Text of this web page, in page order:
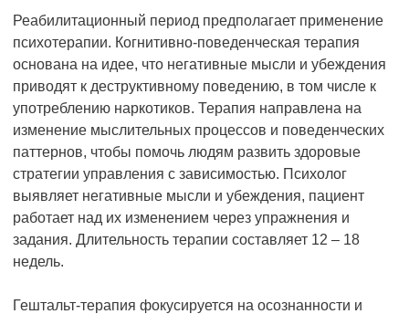
Реабилитационный период предполагает применение
психотерапии. Когнитивно-поведенческая терапия
основана на идее, что негативные мысли и убеждения
приводят к деструктивному поведению, в том числе к
употреблению наркотиков. Терапия направлена на
изменение мыслительных процессов и поведенческих
паттернов, чтобы помочь людям развить здоровые
стратегии управления с зависимостью. Психолог
выявляет негативные мысли и убеждения, пациент
работает над их изменением через упражнения и
задания. Длительность терапии составляет 12 – 18
недель.
Гештальт-терапия фокусируется на осознанности и